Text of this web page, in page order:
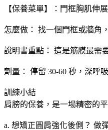
【保養菜單】：門框胸肌伸
怎麼做： 找一個門框或牆角
說明書重點： 這是筋膜最需
劑量： 停留 30-60 秒，深呼
​訓練小結
肩膀的保養，是一場精密的
​a. 想矯正圓肩強化後側？ 做